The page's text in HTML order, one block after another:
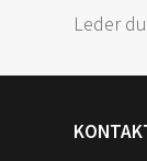
Leder